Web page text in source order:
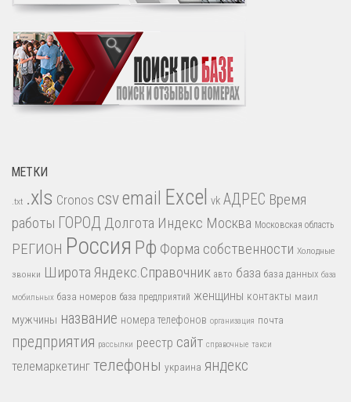
МЕТКИ
.txt .xls Cronos csvemail Excel vk АДРЕС Время
работы ГОРОД Долгота Индекс Москва Московская область
РЕГИОН Россия Рф Форма собственности Холодные
звонки Широта Яндекс.Справочник авто база база данных база
мобильных база номеров база предприятий женщины контакты маил
мужчины название номера телефонов организация почта
предприятия рассылки реестр сайт справочные такси
телемаркетинг телефоны украина яндекс